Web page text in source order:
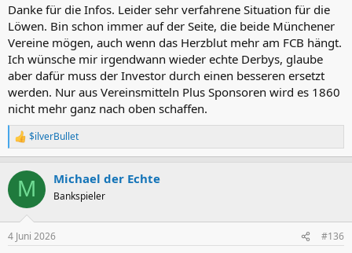
:
Danke für die Infos. Leider sehr verfahrene Situation für die
Löwen. Bin schon immer auf der Seite, die beide Münchener
Vereine mögen, auch wenn das Herzblut mehr am FCB hängt.
Ich wünsche mir irgendwann wieder echte Derbys, glaube
aber dafür muss der Investor durch einen besseren ersetzt
werden. Nur aus Vereinsmitteln Plus Sponsoren wird es 1860
nicht mehr ganz nach oben schaffen.
R
e
k
i
e
$ilverBullet
M Michael der Echte
Bankspieler
4 Juni 2026 #136